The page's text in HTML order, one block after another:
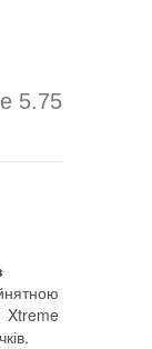
5.75
Xtreme